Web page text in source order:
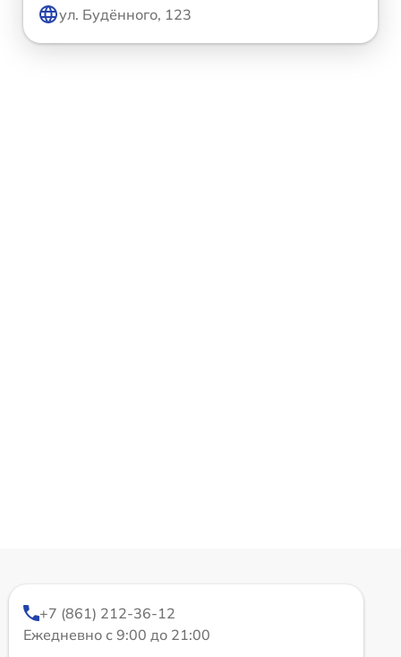
ул. Будённого, 123
+7 (861) 212-36-12
Ежедневно с 9:00 до 21:00